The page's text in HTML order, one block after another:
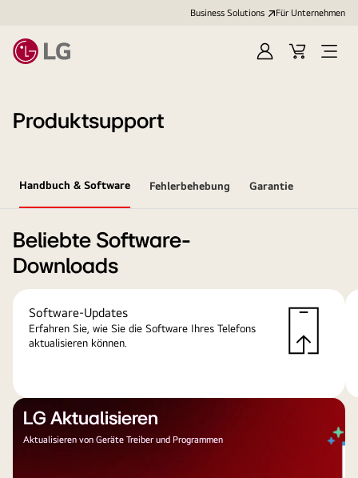
Business Solutions Für Unternehmen
Anmelden
Cart
Open
Produktsupport
Handbuch & Software Fehlerbehebung Garantie
Beliebte Software-
Downloads
Software-Updates
Erfahren Sie, wie Sie die Software Ihres Telefons
aktualisieren können.
LG Aktualisieren
Aktualisieren von Geräte Treiber und Programmen